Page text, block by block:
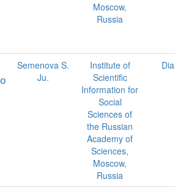
Moscow,
Russia
Semenova S.
Ju.
Institute of
Scientific
Information for
Social
Sciences of
the Russian
Academy of
Sciences,
Moscow,
Russia